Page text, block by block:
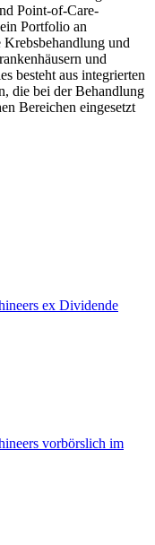
Point-of-Care-
Portfolio an
und
und
besteht aus integrierten
die bei der Behandlung
Bereichen eingesetzt
ex Dividende
vorbörslich im